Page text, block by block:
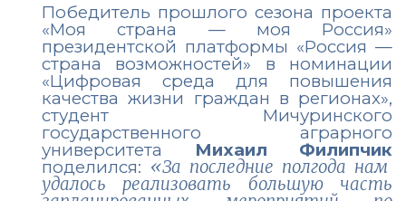
Победитель прошлого сезона проекта
«Моя страна — моя Россия»
президентской платформы «Россия —
страна возможностей» в номинации
«Цифровая среда для повышения
качества жизни граждан в регионах»,
студент Мичуринского
государственного аграрного
университета
Михаил Филипчик
поделился: «За последние полгода нам
удалось реализовать большую часть